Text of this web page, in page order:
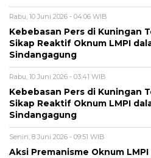
Rabu, 10 Juni 2026 - 04:06 WIB
Kebebasan Pers di Kuningan
Sikap Reaktif Oknum LMPI
Sindangagung
Rabu, 10 Juni 2026 - 03:41 WIB
Kebebasan Pers di Kuningan
Sikap Reaktif Oknum LMPI
Sindangagung
Senin, 8 Juni 2026 - 09:51 WIB
Aksi Premanisme Oknum